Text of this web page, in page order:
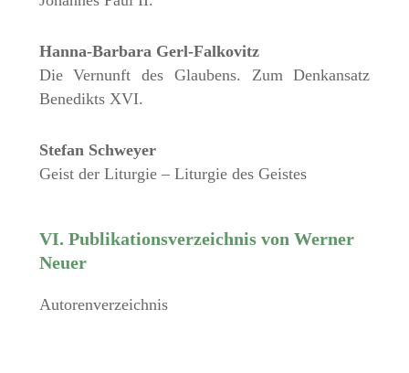
Hanna-Barbara Gerl-Falkovitz
Die Vernunft des Glaubens. Zum Denkansatz
Benedikts XVI.
Stefan Schweyer
Geist der Liturgie – Liturgie des Geistes
VI. Publikationsverzeichnis von Werner
Neuer
Autorenverzeichnis